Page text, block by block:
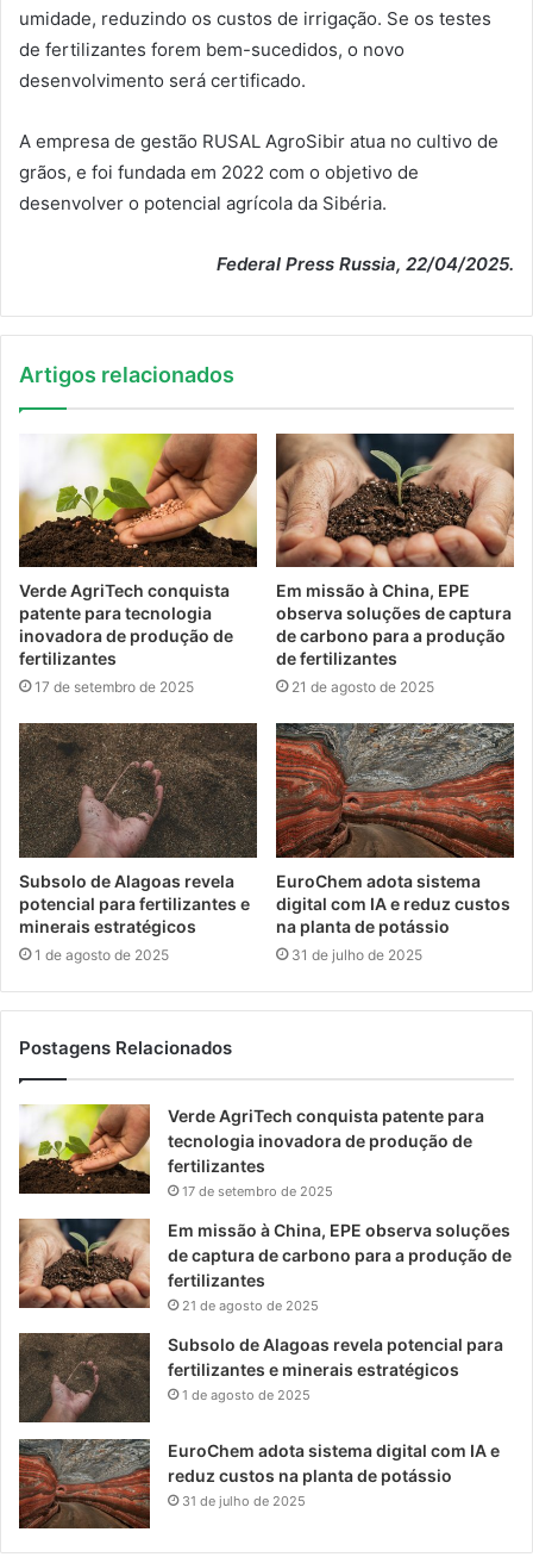
umidade, reduzindo os custos de irrigação. Se os testes
de fertilizantes forem bem-sucedidos, o novo
desenvolvimento será certificado.
A empresa de gestão RUSAL AgroSibir atua no cultivo de
grãos, e foi fundada em 2022 com o objetivo de
desenvolver o potencial agrícola da Sibéria.
Federal Press Russia, 22/04/2025.
Artigos relacionados
Verde AgriTech conquista
patente para tecnologia
inovadora de produção de
fertilizantes
17 de setembro de 2025
Em missão à China, EPE
observa soluções de captura
de carbono para a produção
de fertilizantes
21 de agosto de 2025
Subsolo de Alagoas revela
potencial para fertilizantes e
minerais estratégicos
1 de agosto de 2025
EuroChem adota sistema
digital com IA e reduz custos
na planta de potássio
31 de julho de 2025
Postagens Relacionados
Verde AgriTech conquista patente para
tecnologia inovadora de produção de
fertilizantes
17 de setembro de 2025
Em missão à China, EPE observa soluções
de captura de carbono para a produção de
fertilizantes
21 de agosto de 2025
Subsolo de Alagoas revela potencial para
fertilizantes e minerais estratégicos
1 de agosto de 2025
EuroChem adota sistema digital com IA e
reduz custos na planta de potássio
31 de julho de 2025